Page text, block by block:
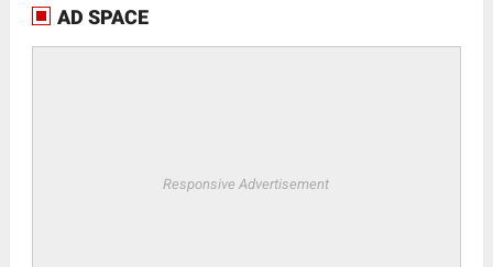
AD SPACE
Responsive Advertisement